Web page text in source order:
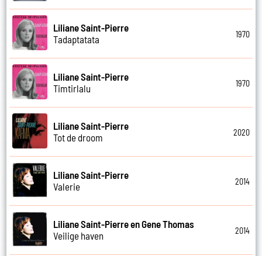
Liliane Saint-Pierre
Tadaptatata
1970
Liliane Saint-Pierre
Timtirlalu
1970
Liliane Saint-Pierre
Tot de droom
2020
Liliane Saint-Pierre
Valerie
2014
Liliane Saint-Pierre en Gene Thomas
Veilige haven
2014